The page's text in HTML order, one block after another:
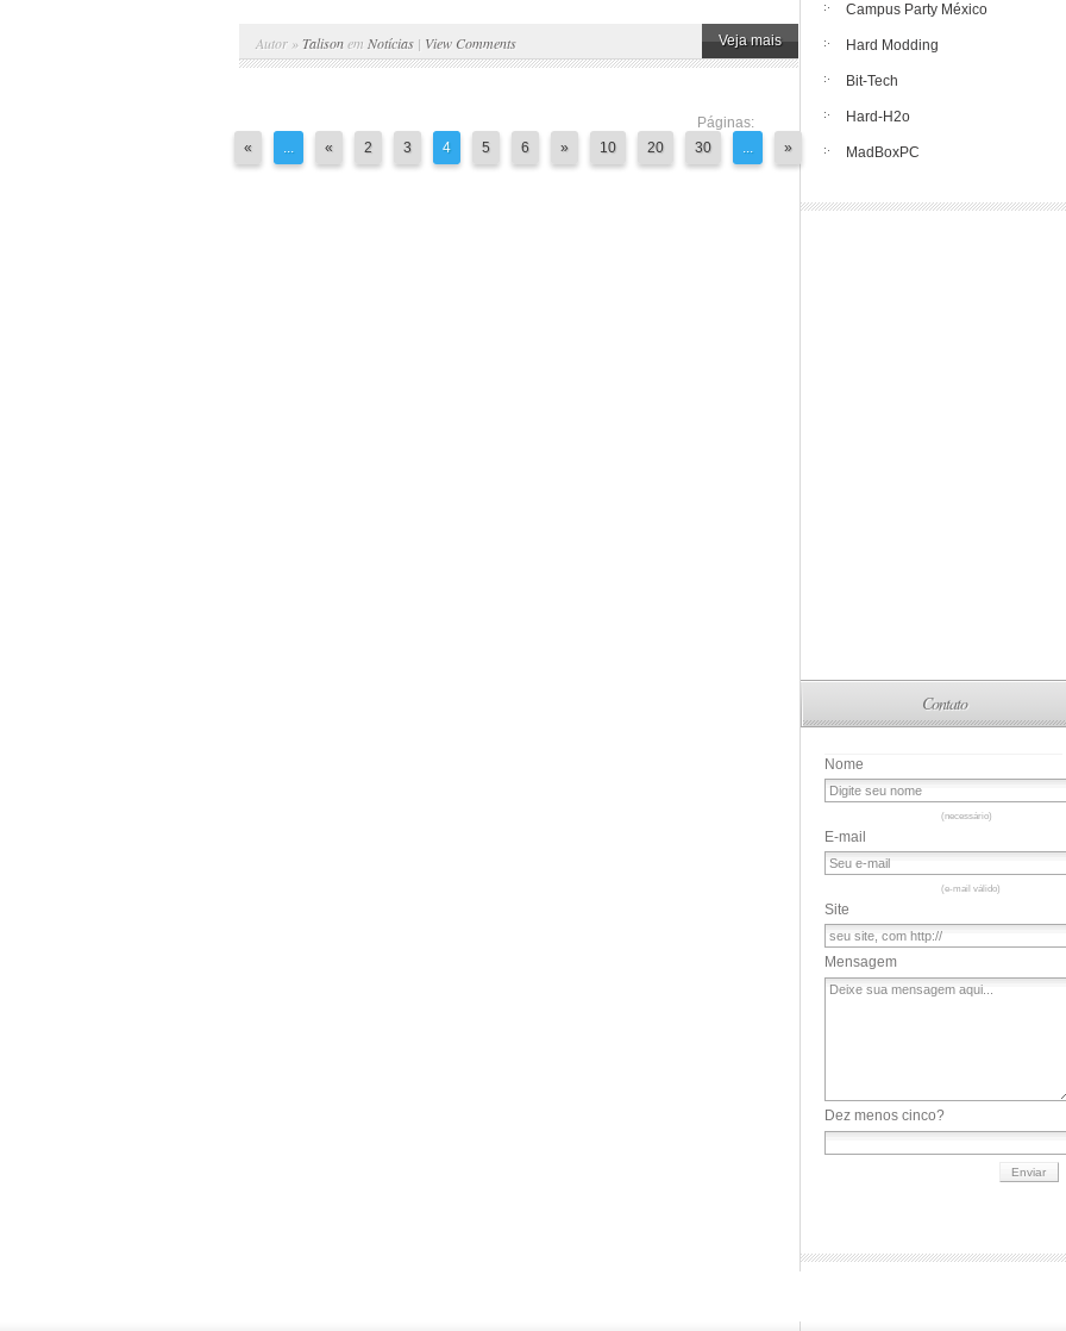
Autor » Talisonem Notícias | View Comments Veja mais
Páginas:
«
... « 2 3 4 5 6 » 10 20 30 ... »
Campus Party México
Hard Modding
Bit-Tech
Hard-H2o
MadBoxPC
Contato
Nome
(necessário)
E-mail
(e-mail válido)
Site
Mensagem
Dez menos cinco?